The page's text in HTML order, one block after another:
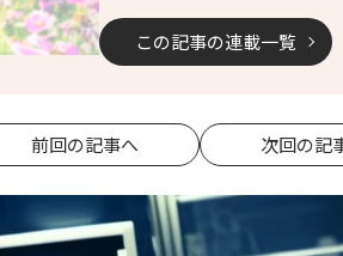
この記事の連載一覧
前回の記事へ 次回の記